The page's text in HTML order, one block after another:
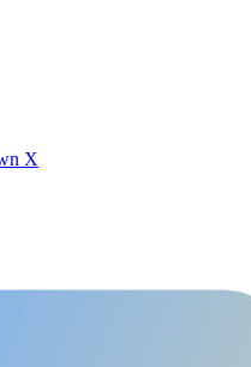
X